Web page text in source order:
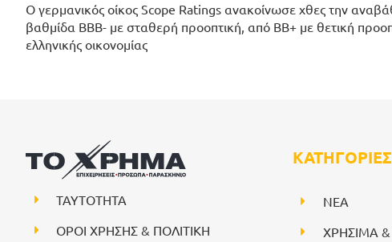
Ο γερμανικός οίκος Scope Ratings ανακοίνωσε χθες την
βαθμίδα BBB- με σταθερή προοπτική, από ΒΒ+ με θετική
ελληνικής οικονομίας
ΤΑΥΤΟΤΗΤΑ
ΟΡΟΙ ΧΡΗΣΗΣ & ΠΟΛΙΤΙΚΗ
ΚΑΤΗΓΟΡΙΕΣ
NEA
ΧΡΗΣΙΜΑ